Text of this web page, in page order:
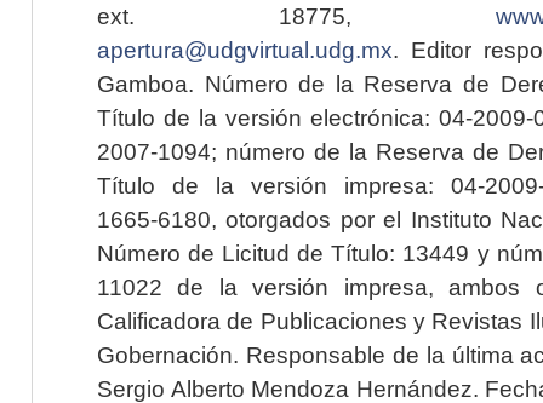
ext. 18775,
apertura@udgvirtual.udg.mx. Editor
Gamboa. Número de la Reserva de
Título de la versión electrónica: 04-2009-
2007-1094; número de la Reserva de
Título de la versión impresa: 04-2009-
1665-6180, otorgados por el Instituto
Número de Licitud de Título: 13449 y
11022 de la versión impresa, ambos
Calificadora de Publicaciones y Revistas
Gobernación. Responsable de la última
Sergio Alberto Mendoza Hernández.